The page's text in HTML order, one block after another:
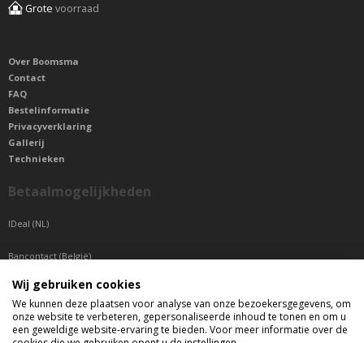
Grote voorraad
Over Boomsma
Contact
FAQ
Bestelinformatie
Privacyverklaring
Gallerij
Technieken
Betaalmogelijkheden
IDeal (NL)
Bancontact (België)
Sepa betaling (Overige landen)
Telefonisch bereikbaar
Wij gebruiken cookies
We kunnen deze plaatsen voor analyse van onze bezoekersgegevens, om
onze website te verbeteren, gepersonaliseerde inhoud te tonen en om u
een geweldige website-ervaring te bieden. Voor meer informatie over de